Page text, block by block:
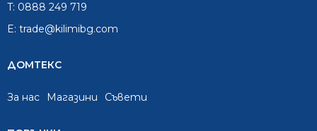
T: 0888 249 719
E: trade@kilimibg.com
ДОМТЕКС
За нас Mагазини Съвети